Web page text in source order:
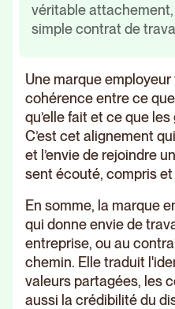
véritable
simple contrat de
Une marque
cohérence entre ce
qu’elle fait et ce que
C’est cet alignement
et l’envie de rejoindre
sent écouté, compris et
En somme, la marque
qui donne envie de
entreprise, ou au
chemin. Elle traduit
valeurs partagées, les
aussi la crédibilité du